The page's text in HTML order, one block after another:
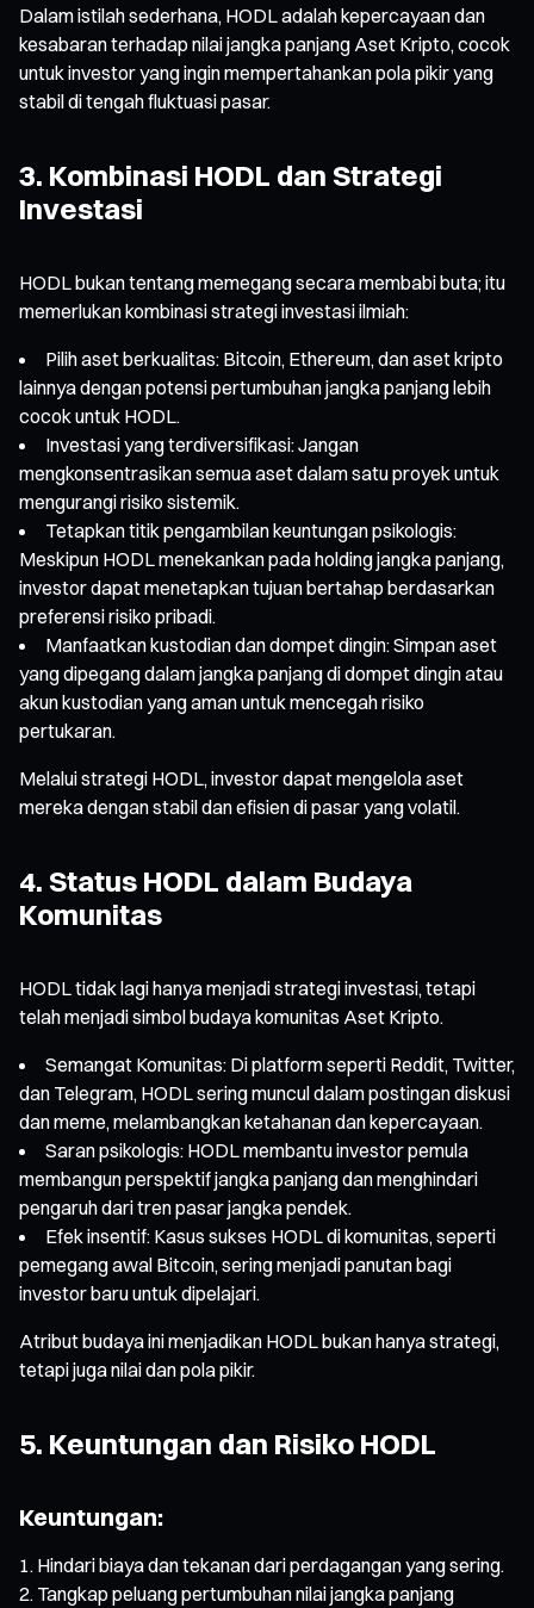
Dalam istilah sederhana, HODL adalah kepercayaan dan
kesabaran terhadap nilai jangka panjang Aset Kripto, cocok
untuk investor yang ingin mempertahankan pola pikir yang
stabil di tengah fluktuasi pasar.
3. Kombinasi HODL dan Strategi
Investasi
HODL bukan tentang memegang secara membabi buta; itu
memerlukan kombinasi strategi investasi ilmiah:
Pilih aset berkualitas: Bitcoin, Ethereum, dan aset kripto
lainnya dengan potensi pertumbuhan jangka panjang lebih
cocok untuk HODL.
Investasi yang terdiversifikasi: Jangan
mengkonsentrasikan semua aset dalam satu proyek untuk
mengurangi risiko sistemik.
Tetapkan titik pengambilan keuntungan psikologis:
Meskipun HODL menekankan pada holding jangka panjang,
investor dapat menetapkan tujuan bertahap berdasarkan
preferensi risiko pribadi.
Manfaatkan kustodian dan dompet dingin: Simpan aset
yang dipegang dalam jangka panjang di dompet dingin atau
akun kustodian yang aman untuk mencegah risiko
pertukaran.
Melalui strategi HODL, investor dapat mengelola aset
mereka dengan stabil dan efisien di pasar yang volatil.
4. Status HODL dalam Budaya
Komunitas
HODL tidak lagi hanya menjadi strategi investasi, tetapi
telah menjadi simbol budaya komunitas Aset Kripto.
Semangat Komunitas: Di platform seperti Reddit, Twitter,
dan Telegram, HODL sering muncul dalam postingan diskusi
dan meme, melambangkan ketahanan dan kepercayaan.
Saran psikologis: HODL membantu investor pemula
membangun perspektif jangka panjang dan menghindari
pengaruh dari tren pasar jangka pendek.
Efek insentif: Kasus sukses HODL di komunitas, seperti
pemegang awal Bitcoin, sering menjadi panutan bagi
investor baru untuk dipelajari.
Atribut budaya ini menjadikan HODL bukan hanya strategi,
tetapi juga nilai dan pola pikir.
5. Keuntungan dan Risiko HODL
Keuntungan:
Hindari biaya dan tekanan dari perdagangan yang sering.
Tangkap peluang pertumbuhan nilai jangka panjang